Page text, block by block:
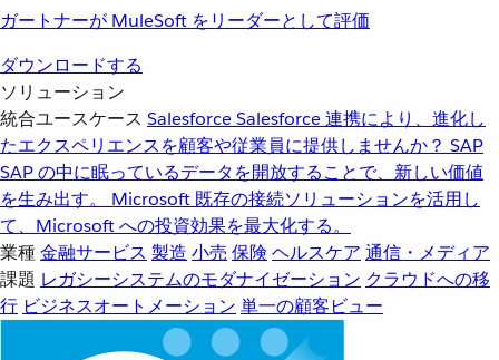
ガートナーが MuleSoft をリーダーとして評価
ダウンロードする
ソリューション
統合ユースケース SalesforceSalesforce 連携により、進化し
たエクスペリエンスを顧客や従業員に提供しませんか？ SAP
SAP の中に眠っているデータを開放することで、新しい価値
を生み出す。
Microsoft 既存の接続ソリューションを活用し
て、Microsoft への投資効果を最大化する。
業種金融サービス 製造 小売 保険 ヘルスケア 通信・メディア
課題 レガシーシステムのモダナイゼーション クラウドへの移
行 ビジネスオートメーション 単一の顧客ビュー